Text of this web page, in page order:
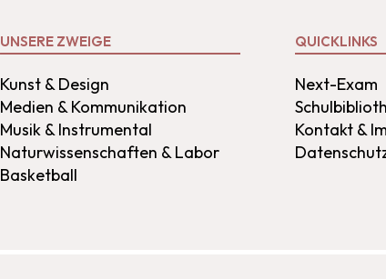
UNSERE ZWEIGE
Kunst & Design
Medien & Kommunikation
Musik & Instrumental
Naturwissenschaften & Labor
Basketball
QUICKLINKS
Next-Exam
Kontakt &